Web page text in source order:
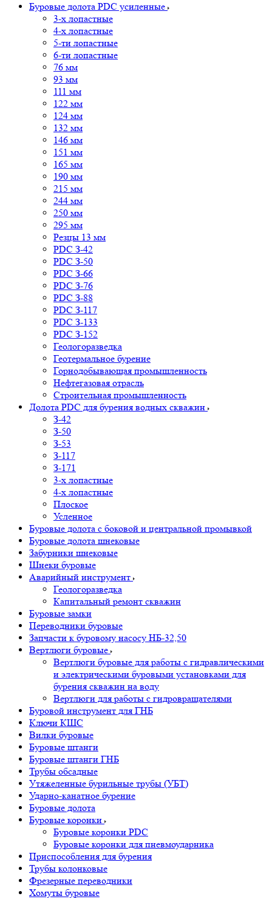
Буровые долота PDC усиленные
3-х лопастные
4-х лопастные
5-ти лопастные
6-ти лопастные
76 мм
93 мм
111 мм
122 мм
124 мм
132 мм
146 мм
151 мм
165 мм
190 мм
215 мм
244 мм
250 мм
295 мм
Резцы 13 мм
PDC З-42
PDC З-50
PDC З-66
PDC З-76
PDC З-88
PDC З-117
PDC З-133
PDC З-152
Геологоразведка
Геотермальное бурение
Горнодобывающая промышленность
Нефтегазовая отрасль
Строительная промышленность
Долота PDC для бурения водных скважин
З-42
З-50
З-53
З-117
З-171
3-х лопастные
4-х лопастные
Плоское
Усленное
Буровые долота с бoковой и центральной промывкой
Буровые долота шнековые
Забурники шнековые
Шнеки буровые
Аварийный инструмент
Геологоразведка
Капитальный ремонт скважин
Буровые замки
Переводники буровые
Запчасти к буровому насосу НБ-32,50
Вертлюги буровые
Вертлюги буровые для работы с гидравлическими
и электрическими буровыми установками для
бурения скважин на воду
Вертлюги для работы с гидровращателями
Буровой инструмент для ГНБ
Ключи КШС
Вилки буровые
Буровые штанги
Буровые штанги ГНБ
Трубы обсадные
Утяжеленные бурильные трубы (УБТ)
Ударно-канатное бурение
Буровые долота
Буровые коронки
Буровые коронки PDC
Буровые коронки для пневмоударника
Приспособления для бурения
Трубы колонковые
Фрезерные переводники
Хомуты буровые